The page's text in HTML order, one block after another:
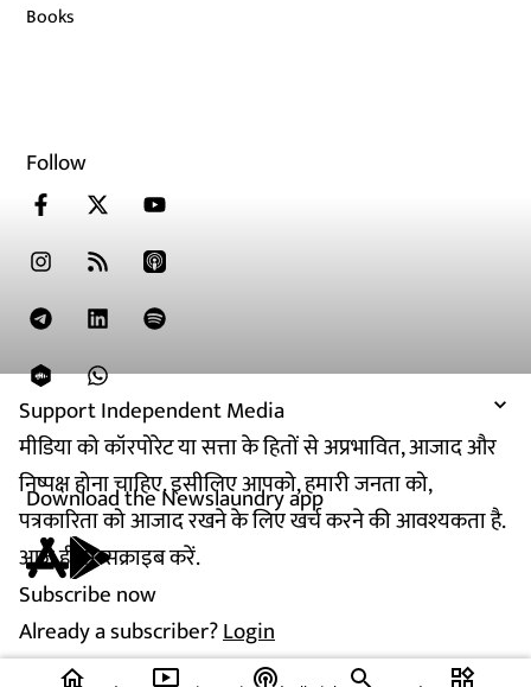
Support Independent Media
मीडिया को कॉरपोरेट या सत्ता के हितों से अप्रभावित, आजाद और
निष्पक्ष होना चाहिए. इसीलिए आपको, हमारी जनता को,
पत्रकारिता को आजाद रखने के लिए खर्च करने की आवश्यकता है.
आज ही सब्सक्राइब करें.
Subscribe now
Already a subscriber?Login
Books
Follow
Download the Newslaundry app
home ondemand_video podcasts widgets